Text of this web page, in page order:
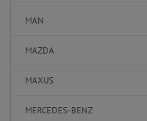
MAN
MAZDA
MAXUS
MERCEDES-BENZ